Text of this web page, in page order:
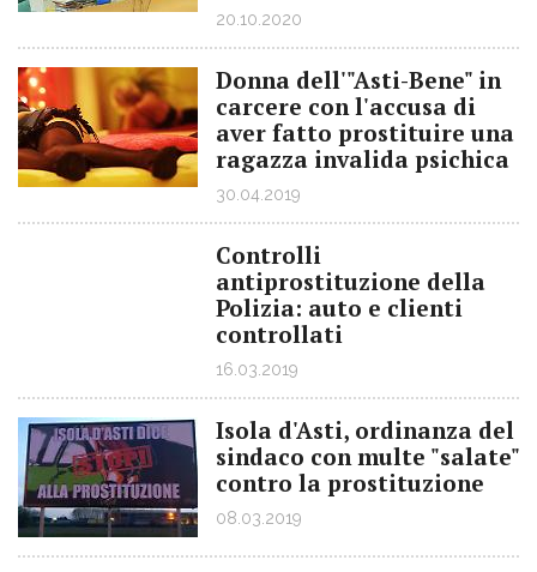
20.10.2020
Donna dell'"Asti-Bene" in
carcere con l'accusa di
aver fatto prostituire una
ragazza invalida psichica
30.04.2019
Controlli
antiprostituzione della
Polizia: auto e clienti
controllati
16.03.2019
Isola d'Asti, ordinanza del
sindaco con multe "salate"
contro la prostituzione
08.03.2019